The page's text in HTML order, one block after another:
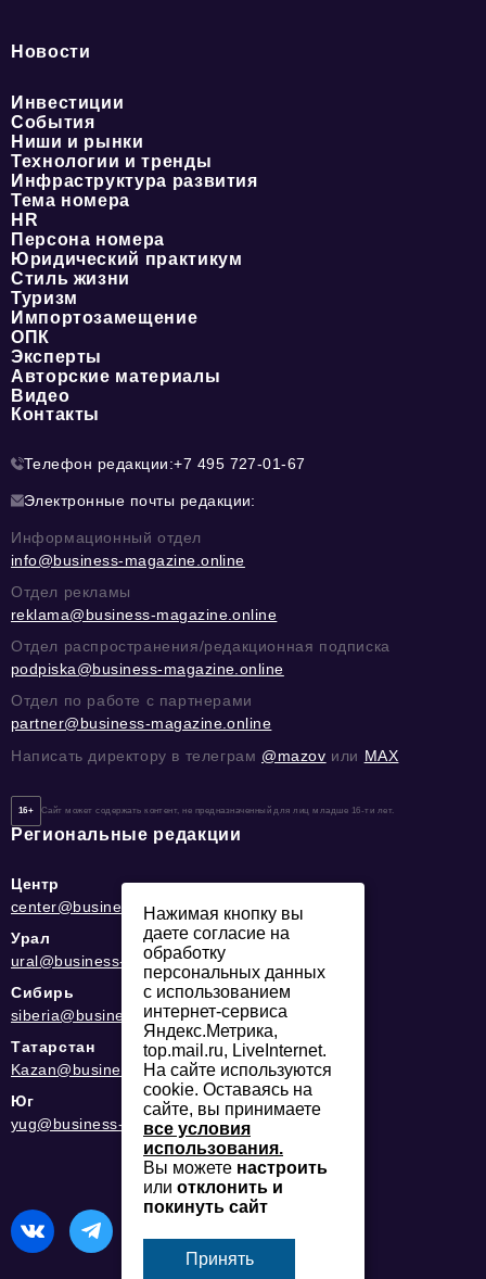
Новости
Инвестиции
События
Ниши и рынки
Технологии и тренды
Инфраструктура развития
Тема номера
HR
Персона номера
Юридический практикум
Стиль жизни
Туризм
Импортозамещение
ОПК
Эксперты
Авторские материалы
Видео
Контакты
Телефон редакции:+7 495 727-01-67
Электронные почты редакции:
Информационный отдел
info@business-magazine.online
Отдел рекламы
reklama@business-magazine.online
Отдел распространения/редакционная подписка
podpiska@business-magazine.online
Отдел по работе с партнерами
partner@business-magazine.online
Написать директору в телеграм @mazov или MAX
16+ Сайт может содержать контент, не предназначенный для лиц младше 16-ти лет.
Региональные редакции
Центр
center@business-magazine.online
Урал
ural@business-magazine.online
Сибирь
siberia@business-magazine.online
Татарстан
Kazan@business-magazine.online
Юг
yug@business-magazine.online
Нажимая кнопку вы
даете согласие на
обработку
персональных данных
с использованием
интернет-сервиса
Яндекс.Метрика,
top.mail.ru, LiveInternet.
На сайте используются
cookie. Оставаясь на
сайте, вы принимаете
все условия
использования.
Вы можете настроить
или отклонить и
покинуть сайт
Принять